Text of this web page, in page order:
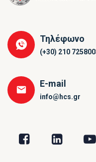
Τηλέφωνο
(+30) 210
E-mail
info@hcs.gr